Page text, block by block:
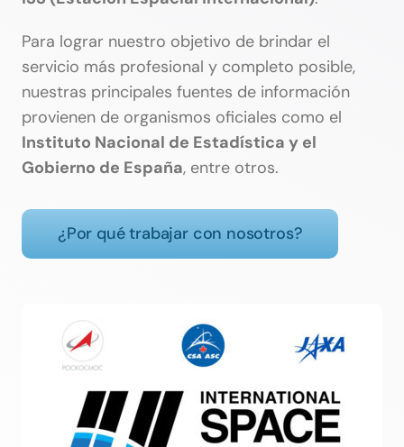
Para lograr nuestro objetivo de brindar el
servicio más profesional y completo posible,
nuestras principales fuentes de información
provienen de organismos oficiales como el
Instituto Nacional de Estadística y el
Gobierno de España, entre otros.
¿Por qué trabajar con nosotros?